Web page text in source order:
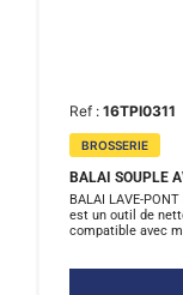
Ref : 16TPI0311
BROSSERIE
BALAI SOUPLE
BALAI LAVE-
est un outil de
compatible avec